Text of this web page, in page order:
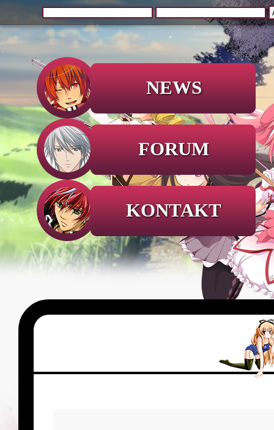
NEWS
FORUM
KONTAKT